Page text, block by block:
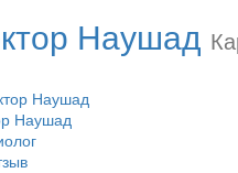
Наушад
Наушад